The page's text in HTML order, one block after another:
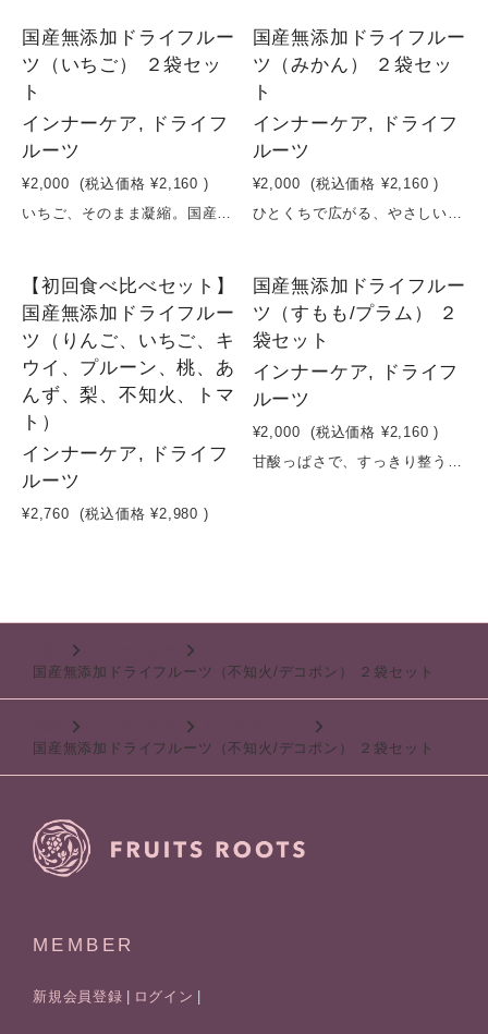
国産無添加ドライフルー
ツ（いちご） ２袋セッ
ト
インナーケア, ドライフ
ルーツ
¥2,000 (税込価格 ¥2,160 )
いちご、そのまま凝縮。国産いちごを使用し、砂糖・保存料・香料など一切不使用で仕上げたドライフルーツです。低温でじっくり乾燥させることで、いちご本来の甘みと酸味、華やかな香りをそのまま凝縮。噛むほどに広がる自然な味わいは、間食や美容習慣にぴったり。そのままはもちろん、ヨーグルトやグラノーラ、紅茶に加えるだけで、日常の食事が手軽にアップグレードします。“甘いのにヘルシー”を叶える、毎日続けたくなるナチュラルスイーツです。原材料：いちご（栃木県産／とちおとめ他）＊時期により、変更させていただく場合がございます。容量：16g×２袋賞味期限：製造日から６ヶ月
国産無添加ドライフルー
ツ（みかん） ２袋セッ
ト
インナーケア, ドライフ
ルーツ
¥2,000 (税込価格 ¥2,160 )
ひとくちで広がる、やさしい甘酸っぱさのドライみかん。国産みかんを使用し、砂糖・保存料・香料など一切不使用で仕上げたドライフルーツです。低温でじっくり乾燥させることで、みかん本来のやさしい甘みと爽やかな酸味、フレッシュな香りをそのまま凝縮。口に入れた瞬間に広がるさっぱりとした味わいは、気分をリフレッシュしたい時や間食にぴったり。そのままはもちろん、紅茶に入れてフルーツティーにしたり、ヨーグルトやサラダに加えることで、日常の食事を手軽にアップグレードできます。“軽やかに整える”。毎日続けやすいナチュラルな柑橘習慣です。原材料：みかん（愛媛県産）容量：２０g×２袋賞味期限：製造日から６ヶ月
【初回食べ比べセット】
国産無添加ドライフルー
ツ（りんご、いちご、キ
ウイ、プルーン、桃、あ
んず、梨、不知火、トマ
ト）
インナーケア, ドライフ
ルーツ
¥2,760 (税込価格 ¥2,980 )
国産無添加ドライフルー
ツ（すもも/プラム） ２
袋セット
インナーケア, ドライフ
ルーツ
¥2,000 (税込価格 ¥2,160 )
甘酸っぱさで、すっきり整う。爽やかなドライすもも。国産すもも（プラム）を使用し、砂糖・保存料・香料など一切不使用で仕上げたドライフルーツです。低温でじっくり乾燥させることで、すもも本来のフレッシュな酸味と自然な甘み、華やかな香りをそのまま凝縮。ひと口で広がる爽やかな甘酸っぱさは、気分をリフレッシュしたいときや間食にぴったり。そのままはもちろん、ヨーグルトやサラダ、紅茶に加えることで、日常の食事にアクセントと栄養をプラスします。“軽やかに整える”。毎日続けやすいナチュラルフルーツ習慣です。原材料：すもも（プラム）（山梨県産）＊時期により、変更させていただく場合がございます。容量：35g×２袋賞味期限：製造日から６ヶ月
国産無添加ドライフルーツ（不知火/デコポン） ２袋セット
国産無添加ドライフルーツ（不知火/デコポン） ２袋セット
MEMBER
新規会員登録 ログイン